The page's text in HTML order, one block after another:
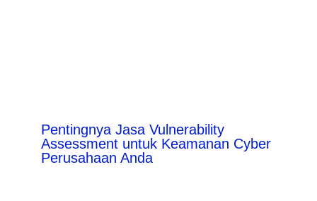
Pentingnya Jasa Vulnerability
Assessment untuk Keamanan Cyber
Perusahaan Anda